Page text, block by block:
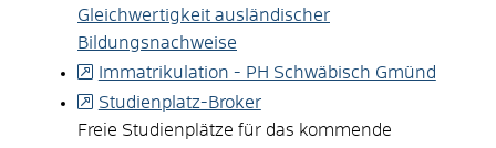
Gleichwertigkeit ausländischer
Bildungsnachweise
Immatrikulation - PH Schwäbisch Gmünd
Studienplatz-Broker
Freie Studienplätze für das kommende